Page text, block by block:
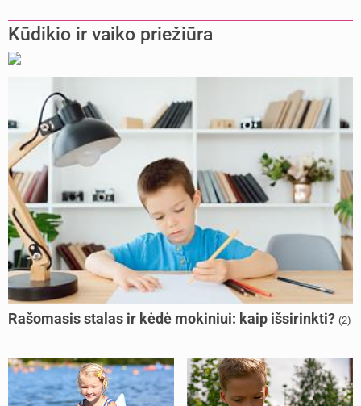
Kūdikio ir vaiko priežiūra
Rašomasis stalas ir kėdė mokiniui: kaip išsirinkti? (2)